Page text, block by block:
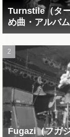
Turnstile（タ
め曲・アルバム
Fugazi（フガ